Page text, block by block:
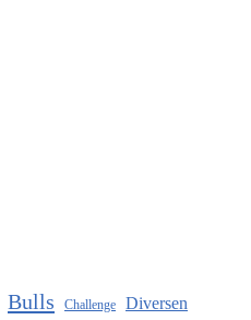
Bulls Challenge Diversen